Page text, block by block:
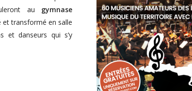
au gymnase
et transformé en salle
et danseurs qui s’y